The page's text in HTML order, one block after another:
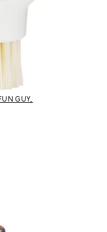
GUY,